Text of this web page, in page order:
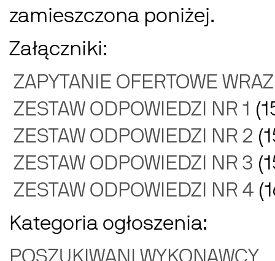
zamieszczona poniżej.
Załączniki:
ZAPYTANIE OFERTOWE
ZESTAW ODPOWIEDZI NR 1
ZESTAW ODPOWIEDZI NR 2
ZESTAW ODPOWIEDZI NR 3
ZESTAW ODPOWIEDZI NR 4
Kategoria ogłoszenia: